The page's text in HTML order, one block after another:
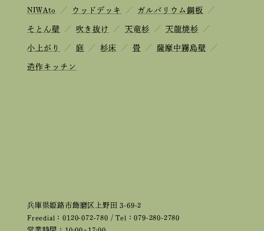
兵庫県姫路市飾磨区上野田 3-69-2
Freedial：0120-072-780 / Tel：079-280-2780
NIWAto ／ ウッドデッキ ／ ガルバリウム鋼板 ／
そとん壁 ／ 吹き抜け ／ 天竜杉 ／ 天龍焼杉 ／
小上がり ／ 庭 ／ 杉床 ／ 畳 ／ 薩摩中霧島壁 ／
造作キッチン